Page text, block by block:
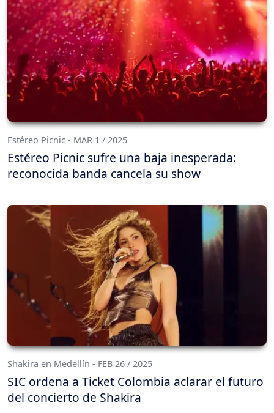
Estéreo Picnic - MAR 1 / 2025
Estéreo Picnic sufre una baja inesperada:
reconocida banda cancela su show
Shakira en Medellín - FEB 26 / 2025
SIC ordena a Ticket Colombia aclarar el futuro
del concierto de Shakira